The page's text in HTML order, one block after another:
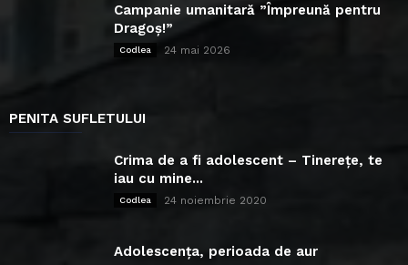
Campanie umanitară ”Împreună pentru
Dragoș!”
Codlea 24 mai 2026
PENITA SUFLETULUI
Crima de a fi adolescent – Tinerețe, te
iau cu mine...
Codlea 24 noiembrie 2020
Adolescența, perioada de aur